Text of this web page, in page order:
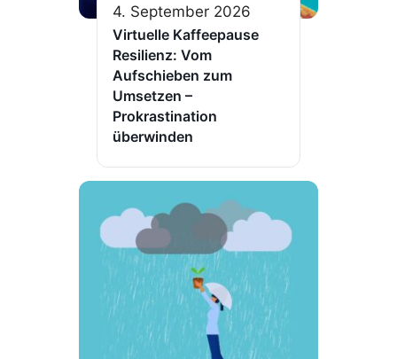
4. September 2026
Virtuelle Kaffeepause
Resilienz: Vom
Aufschieben zum
Umsetzen –
Prokrastination
überwinden